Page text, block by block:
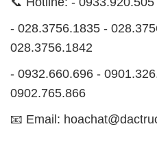
- 028.3756.1835 -
028.3756.1842
- 0932.660.696 -
0902.765.866
📧 Email: